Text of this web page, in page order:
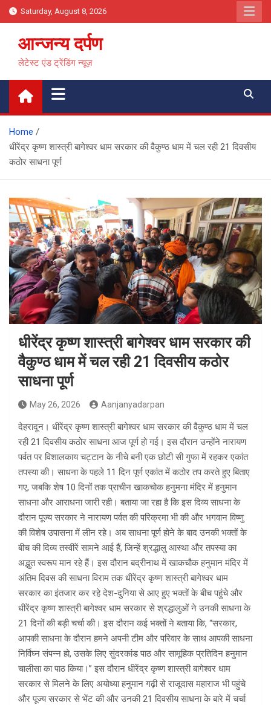
Skip
to
content
Saturday, August 8, 2026
आन्जन्य दर्पण
लेटेस्ट एंड ट्रेंडिंग न्यूज़
Home
धीरेंद्र कृष्ण शास्त्री बागेश्वर धाम सरकार की वैकुण्ठ धाम में चल रही 21 दिवसीय
कठोर साधना पूर्ण
धीरेंद्र कृष्ण शास्त्री बागेश्वर धाम सरकार की
वैकुण्ठ धाम में चल रही 21 दिवसीय कठोर
साधना पूर्ण
May 26, 2026 Aanjanyadarpan
देहरादून। धीरेंद्र कृष्ण शास्त्री बागेश्वर धाम सरकार की वैकुण्ठ धाम में चल
रही 21 दिवसीय कठोर साधना आज पूर्ण हो गई। इस दौरान उन्होंने नारायण
पर्वत पर विशालकाय चट्टान के नीचे बनी एक छोटी सी गुफा में रहकर एकांत
तपस्या की। साधना के पहले 11 दिन पूर्ण एकांत में कठोर तप करते हुए बिताए
गए, जबकि शेष 10 दिनों तक प्राचीन खाकचोक हनुमना मंदिर में हनुमान
साधना और आराधना जारी रही। बताया जा रहा है कि इस दिव्य साधना के
दौरान पूज्य सरकार ने नारायण पर्वत की परिक्रमा भी की और भगवान विष्णु
की विशेष उपासना में लीन रहे। अब साधना पूर्ण होने के बाद उनकी भक्तों के
बीच की दिव्य तस्वीरें सामने आई हैं, जिन्हें श्रद्धालु आस्था और तपस्या का
अद्भुत स्वरूप मान रहे हैं। इस दौरान बद्रीनाथ में खाकचौक हनुमान मंदिर में
अंतिम दिवस की साधना विराम तक धीरेंद्र कृष्ण शास्त्री बागेश्वर धाम
सरकार का इंतजार कर रहे देश-दुनिया से आए हुए भक्तों के बीच पहुंचे और
धीरेंद्र कृष्ण शास्त्री बागेश्वर धाम सरकार से श्रद्धालुओं ने उनकी साधना के
21 दिनों की बड़ी चर्चा की। इस दौरान कई भक्तों ने बताया कि, “सरकार,
आपकी साधना के दौरान हमने अपनी टीम और परिवार के साथ आपकी साधना
निर्विघ्न संपन्न हो, उसके लिए सुंदरकांड पाठ और सामूहिक प्रतिदिन हनुमान
चालीसा का पाठ किया।” इस दौरान धीरेंद्र कृष्ण शास्त्री बागेश्वर धाम
सरकार से मिलने के लिए अयोध्या हनुमान गढ़ी से राजूदास महाराज भी पहुंचे
और पूज्य सरकार से भेंट की और उनकी 21 दिवसीय साधना के बारे में चर्चा